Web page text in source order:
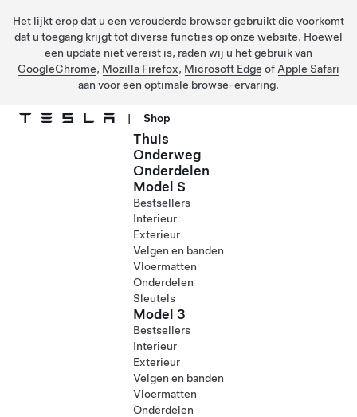
Het lijkt erop dat u een verouderde browser gebruikt die voorkomt
dat u toegang krijgt tot diverse functies op onze website. Hoewel
een update niet vereist is, raden wij u het gebruik van
GoogleChrome, Mozilla Firefox, Microsoft Edge of Apple Safari
aan voor een optimale browse-ervaring.
| Shop
Thuis
Onderweg
Onderdelen
Model S
Bestsellers
Interieur
Exterieur
Velgen en banden
Vloermatten
Onderdelen
Sleutels
Model 3
Bestsellers
Interieur
Exterieur
Velgen en banden
Vloermatten
Onderdelen